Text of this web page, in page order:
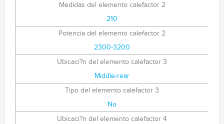
Medidas del elemento calefactor 2
210
Potencia del elemento calefactor 2
2300-3200
Ubicaci?n del elemento calefactor 3
Middle-rear
Tipo del elemento calefactor 3
No
Ubicaci?n del elemento calefactor 4